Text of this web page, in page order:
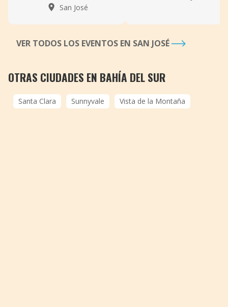
San José
VER TODOS LOS EVENTOS EN SAN JOSÉ
OTRAS CIUDADES EN BAHÍA DEL SUR
Santa Clara Sunnyvale Vista de la Montaña